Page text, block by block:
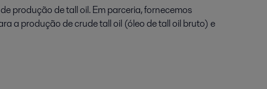
produção de tall oil. Em parceria, fornecemos
a produção de crude tall oil (óleo de tall oil bruto) e